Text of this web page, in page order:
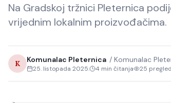
Na Gradskoj tržnici Pleternica
vrijednim lokalnim proizvođačima.
K Komunalac Pleternica / Komunalac
25. listopada 2025. 4 min čitanja 25